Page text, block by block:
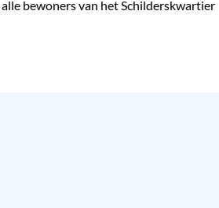
bewoners van het Schilderskwartier